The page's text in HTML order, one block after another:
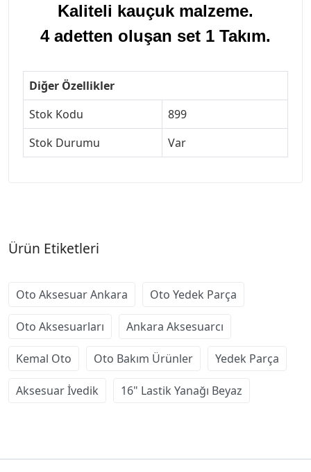
Kaliteli kauçuk malzeme.
4 adetten oluşan set 1 Takım.
Diğer Özellikler
Stok Kodu
899
Stok Durumu
Var
Ürün Etiketleri
Oto Aksesuar Ankara Oto Yedek Parça
Oto Aksesuarları Ankara Aksesuarcı
Kemal Oto Oto Bakım Ürünler Yedek Parça
Aksesuar İvedik 16" Lastik Yanağı Beyaz